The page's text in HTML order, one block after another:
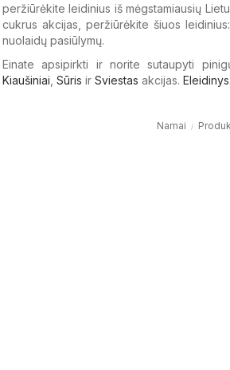
peržiūrėkite leidinius iš mėgstamiausių
cukrus akcijas, peržiūrėkite šiuos
nuolaidų pasiūlymų.
Einate apsipirkti ir norite sutaupyti
Kiaušiniai Sūris ir Sviestas akcijas.
Namai